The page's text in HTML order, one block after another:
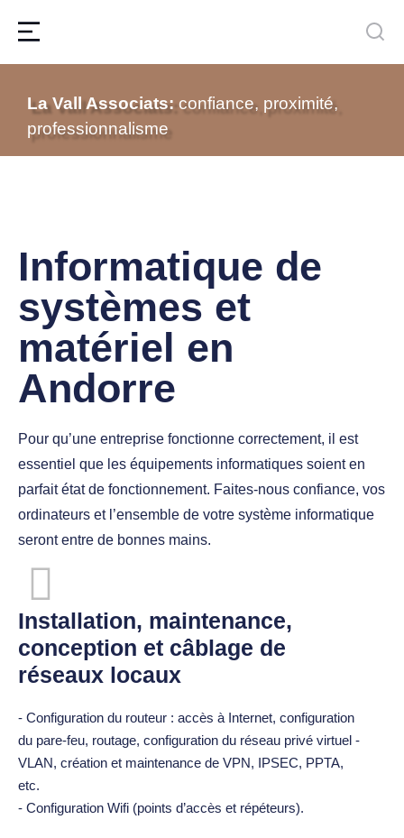
La Vall Associats: confiance, proximité,
professionnalisme
Informatique de
systèmes et
matériel en
Andorre
Pour qu’une entreprise fonctionne correctement, il est
essentiel que les équipements informatiques soient en
parfait état de fonctionnement. Faites-nous confiance, vos
ordinateurs et l’ensemble de votre système informatique
seront entre de bonnes mains.
Installation, maintenance,
conception et câblage de
réseaux locaux
- Configuration du routeur : accès à Internet, configuration
du pare-feu, routage, configuration du réseau privé virtuel -
VLAN, création et maintenance de VPN, IPSEC, PPTA,
etc.
- Configuration Wifi (points d’accès et répéteurs).